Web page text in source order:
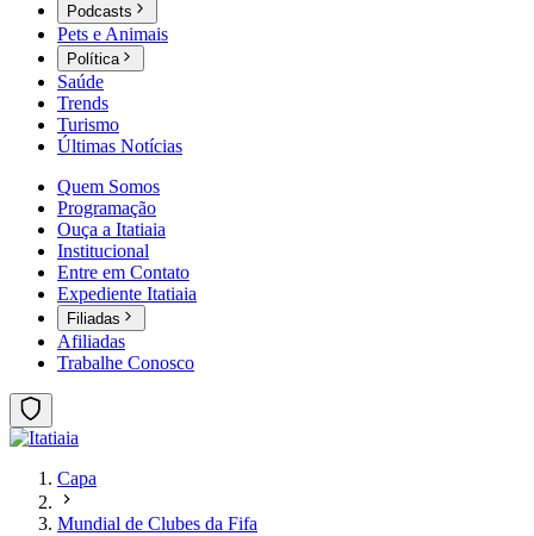
Podcasts
Pets e Animais
Política
Saúde
Trends
Turismo
Últimas Notícias
Quem Somos
Programação
Ouça a Itatiaia
Institucional
Entre em Contato
Expediente Itatiaia
Filiadas
Afiliadas
Trabalhe Conosco
Capa
Mundial de Clubes da Fifa